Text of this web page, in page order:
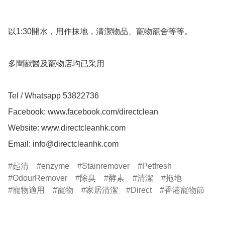
以1:30開水，用作抹地，清潔物品、寵物籠舍等等。
多間獸醫及寵物店均已采用
Tel / Whatsapp 53822736
Facebook: www.facebook.com/directclean
Website: www.directcleanhk.com
Email: info@directcleanhk.com
起清 enzyme Stainremover
Petfresh
OdourRemover
除臭 酵素 清潔
拖地
寵物適用
寵物 家居清潔 Direct 香港寵物節